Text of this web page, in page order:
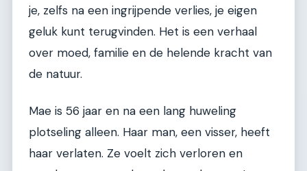
je, zelfs na een ingrijpende verlies, je eigen
geluk kunt terugvinden. Het is een verhaal
over moed, familie en de helende kracht van
de natuur.
Mae is 56 jaar en na een lang huweling
plotseling alleen. Haar man, een visser, heeft
haar verlaten. Ze voelt zich verloren en